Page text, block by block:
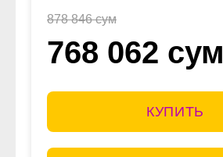
878 846 сум
768 062 сум
КУПИТЬ